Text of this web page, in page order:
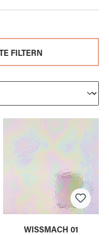
FILTERN
WISSMACH 01